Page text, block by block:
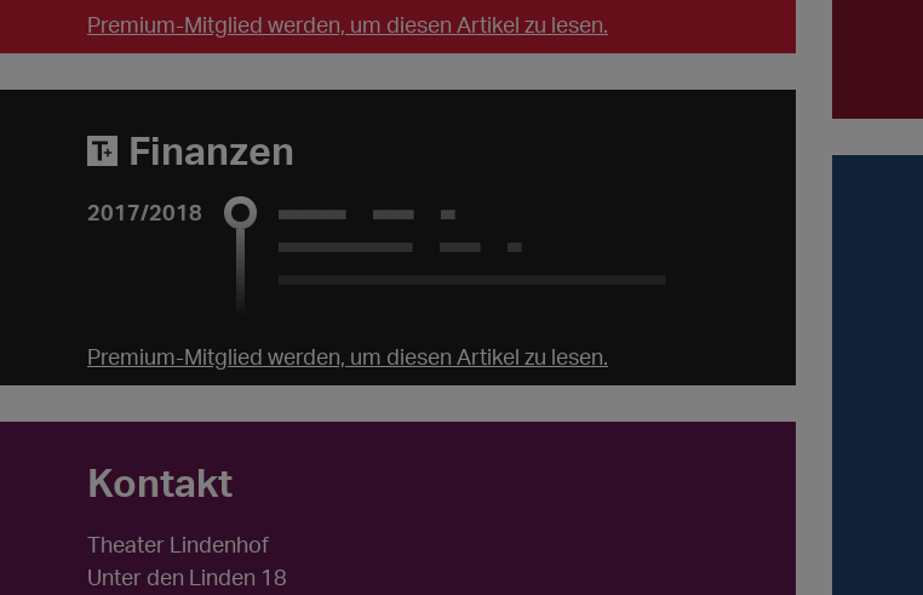
Premium-Mitglied werden, um diesen Artikel zu lesen.
Finanzen
2017/2018 Etat: NaN €
Zuschüsse: NaN €
Premium-Mitglied werden, um diesen Artikel zu lesen.
Kontakt
Theater Lindenhof
Unter den Linden 18